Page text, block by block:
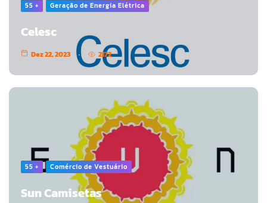
55 + Geração de Energia Elétrica
Celesc
Dez 22, 2023 2172
55 + Comércio de Vestuário
Sun Camisetas